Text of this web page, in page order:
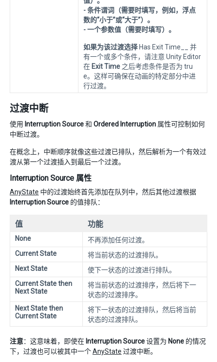
- 条件谓词（需要时填写，例如，浮点
数的“小于”或“大于”）。
- 一个参数值（需要时填写）。
如果为该过渡选择 Has Exit Time__ 并
有一个或多个条件，请注意 Unity Editor
在 Exit Time 之后考虑条件是否为 tru
e。这样可确保在动画的特定部分中进
行过渡。
过渡中断
使用 Interruption Source和 Ordered Interruption 属性可控制如何
中断过渡。
在概念上，中断顺序就像这些过渡已排队，然后解析为一个有效过
渡从第一个过渡插入到最后一个过渡。
Interruption Source 属性
AnyState 中的过渡始终首先添加在队列中，然后其他过渡根据
Interruption Source 的值排队：
值 功能
None
不再添加任何过渡。
Current State
将当前状态的过渡排队。
Next State
使下一状态的过渡进行排队。
Current State then
Next State
将当前状态的过渡排序，然后将下一
状态的过渡排序。
Next State then
Current State
将下一状态的过渡排队，然后将当前
状态的过渡排队。
注意：这意味着，即使在 Interruption Source设置为 None 的情况
下，过渡也可以被其中一个AnyState 过渡中断。